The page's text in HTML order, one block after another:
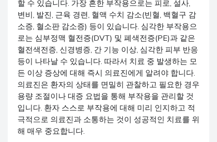
할 수 있습니다. 가장 흔한 부작용으로는 피로, 설사,
변비, 발진, 근육 경련, 혈액 수치 감소(빈혈, 백혈구 감
소증, 혈소판 감소증) 등이 있습니다. 심각한 부작용으
로는 심부정맥 혈전증(DVT) 및 폐색전증(PE)과 같은
혈전색전증, 신경병증, 간 기능 이상, 심각한 피부 반응
등이 나타날 수 있습니다. 따라서 치료 중 발생하는 모
든 이상 증상에 대해 즉시 의료진에게 알려야 합니다.
의료진은 환자의 상태를 면밀히 관찰하고 필요한 경우
용량 조절이나 대증 요법을 통해 부작용을 관리할 것
입니다. 환자 스스로 부작용에 대해 미리 인지하고 적
극적으로 의료진과 소통하는 것이 성공적인 치료를 위
해 매우 중요합니다.